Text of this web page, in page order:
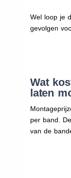
Wel loop je
gevolgen
Wat
laten
per band.
van de